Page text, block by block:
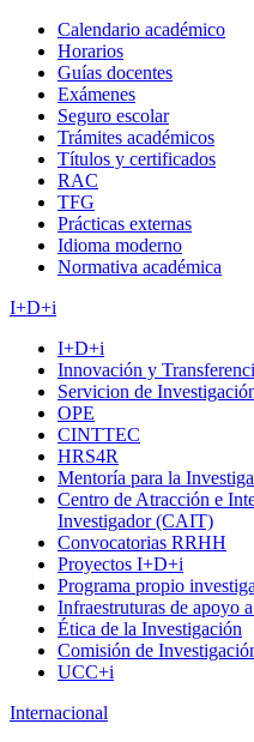
Calendario académico
Horarios
Guías docentes
Exámenes
Seguro escolar
Trámites académicos
Títulos y certificados
RAC
TFG
Prácticas externas
Idioma moderno
Normativa académica
I+D+i
I+D+i
Innovación y
Servicion de
OPE
CINTTEC
HRS4R
Mentoría para la
Centro de Atracción e
Investigador (CAIT)
Convocatorias RRHH
Proyectos I+D+i
Programa propio
Infraestruturas de apoyo
Ética de la Investigación
Comisión de
UCC+i
Internacional